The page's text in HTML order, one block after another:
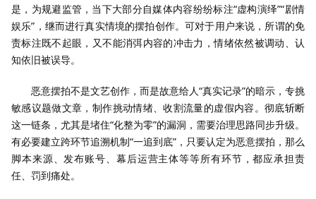
是，为规避监管，当下大部分自媒体内容纷纷标注“虚构演绎”“剧情
娱乐”，继而进行真实情境的摆拍创作。可对于用户来说，所谓的免
责标注既不起眼，又不能消弭内容的冲击力，情绪依然被调动、认
知依旧被误导。
恶意摆拍不是文艺创作，而是故意给人“真实记录”的暗示，专挑
敏感议题做文章，制作挑动情绪、收割流量的虚假内容。彻底斩断
这一链条，尤其是堵住“化整为零”的漏洞，需要治理思路同步升级。
有必要建立跨环节追溯机制“一追到底”，只要认定为恶意摆拍，那么
脚本来源、发布账号、幕后运营主体等等所有环节，都应承担责
任、罚到痛处。